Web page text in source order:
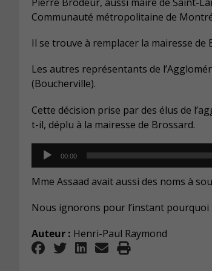
Communauté métropolitaine de
Il se trouve à remplacer la mairesse de
Les autres représentants de
(Boucherville).
Cette décision prise par des élus de
t-il, déplu à la mairesse de Brossard.
Audio
Player
00:00
Mme Assaad avait aussi des noms à
Nous ignorons pour l’instant pourquoi
Auteur : Henri-Paul Raymond